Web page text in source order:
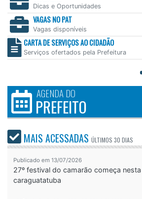
Dicas e Oportunidades
VAGAS NO PAT
Vagas disponíveis
CARTA DE SERVIÇOS AO CIDADÃO
Serviços ofertados pela Prefeitura
AGENDA DO
PREFEITO
MAIS ACESSADAS ÚLTIMOS 30 DIAS
Publicado em 13/07/2026
27º festival do camarão começa
caraguatatuba